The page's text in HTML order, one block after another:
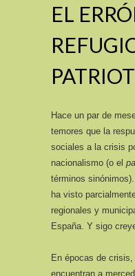
EL
Hace un par de
temores que la
sociales a la crisis
nacionalismo (o el
términos
ha visto
regionales y
España. Y sigo
En épocas de
encuentran a